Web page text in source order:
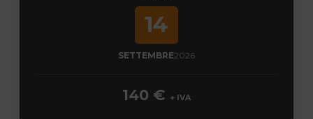
14
SETTEMBRE2026
140 € + IVA